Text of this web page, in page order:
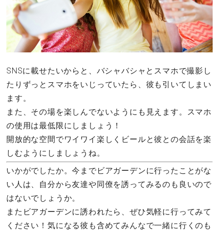
SNSに載せたいからと、バシャバシャとスマホで撮影し
たりずっとスマホをいじっていたら、彼も引いてしまい
ます。
また、その場を楽しんでないようにも見えます。スマホ
の使用は最低限にしましょう！
開放的な空間でワイワイ楽しくビールと彼との会話を楽
しむようにしましょうね。
いかがでしたか。今までビアガーデンに行ったことがな
い人は、自分から友達や同僚を誘ってみるのも良いので
はないでしょうか。
またビアガーデンに誘われたら、ぜひ気軽に行ってみて
ください！気になる彼も含めてみんなで一緒に行くのも